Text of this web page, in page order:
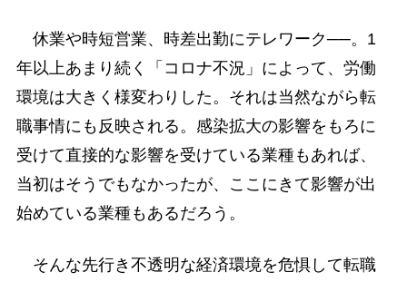
休業や時短営業、時差出勤にテレワーク──。1
年以上あまり続く「コロナ不況」によって、労働
環境は大きく様変わりした。それは当然ながら転
職事情にも反映される。感染拡大の影響をもろに
受けて直接的な影響を受けている業種もあれば、
当初はそうでもなかったが、ここにきて影響が出
始めている業種もあるだろう。
そんな先行き不透明な経済環境を危惧して転職